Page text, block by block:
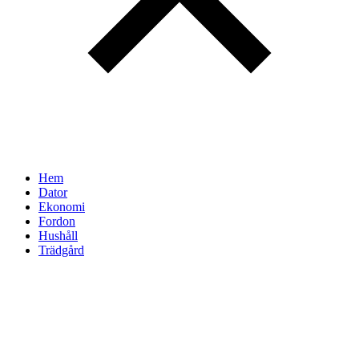
Hem
Dator
Ekonomi
Fordon
Hushåll
Trädgård